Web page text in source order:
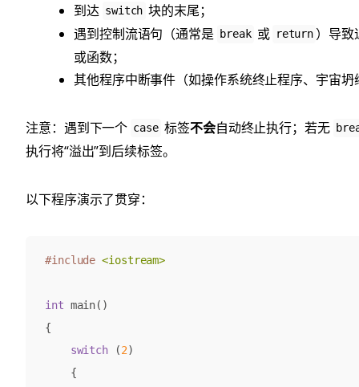
到达 switch 块的末尾；
遇到控制流语句（通常是
break 或 return ）导
或函数；
其他程序中断事件（如操作系统终止程序、宇宙坍
注意：遇到下一个 case 标签不会自动终止执行；若无
执行将“溢出”到后续标签。
以下程序演示了贯穿：
#include <iostream>
int main()
{
switch
(2)
{